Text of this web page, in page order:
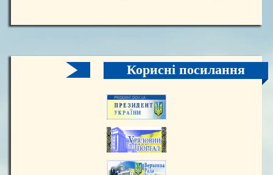
Корисні посилання